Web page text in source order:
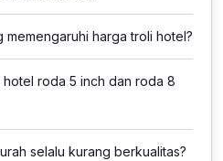
memengaruhi harga troli hotel?
roda 5 inch dan roda 8
selalu kurang berkualitas?